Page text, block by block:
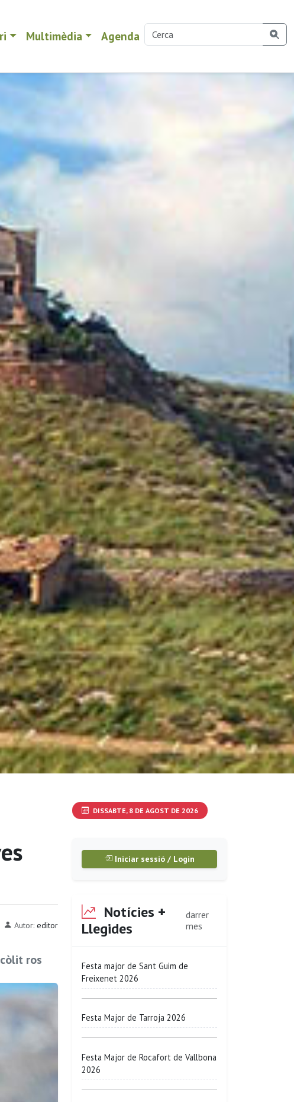
Multimèdia Agenda
Autor: editor
ros
DISSABTE, 8 DE AGOST DE 2026
Iniciar sessió / Login
Notícies +
Llegides
darrer
mes
Festa major de Sant Guim de
Freixenet 2026
Festa Major de Tarroja 2026
Festa Major de Rocafort de Vallbona
2026